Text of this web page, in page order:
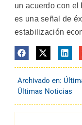
un acuerdo con el
es una señal de
estabilización
Archivado en:
Últimas Noticias